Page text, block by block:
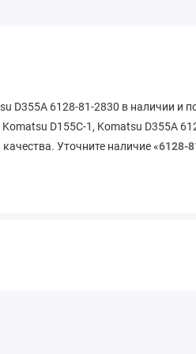
D355A 6128-81-2830 в наличии и
D155C-1, Komatsu D355A
Уточните наличие «6128-